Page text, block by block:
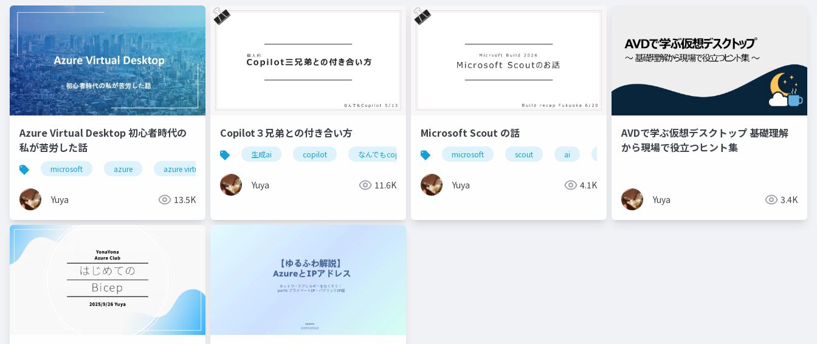
Azure Virtual Desktop 初心者時代の
私が苦労した話
microsoft azure azure virtual desktop
Yuya 13.5K
Copilot３兄弟との付き合い方
生成ai copilot なんでもcopilot ai
Yuya 11.6K
Microsoft Scout の話
microsoft scout ai microsoft build
Yuya 4.1K
AVDで学ぶ仮想デスクトップ 基礎理解
から現場で役立つヒント集
Yuya 3.4K